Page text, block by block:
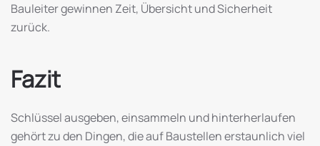
Bauleiter gewinnen Zeit, Übersicht und Sicherheit
zurück.
Fazit
Schlüssel ausgeben, einsammeln und hinterherlaufen
gehört zu den Dingen, die auf Baustellen erstaunlich viel